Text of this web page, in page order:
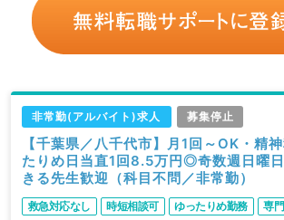
非常勤(アルバイト)求人 募集停止
【千葉県／八千代市】月1回～OK・精
たりめ日当直1回8.5万円◎奇数週日曜
きる先生歓迎（科目不問／非常勤）
救急対応なし 時短相談可 ゆったりめ勤務 専